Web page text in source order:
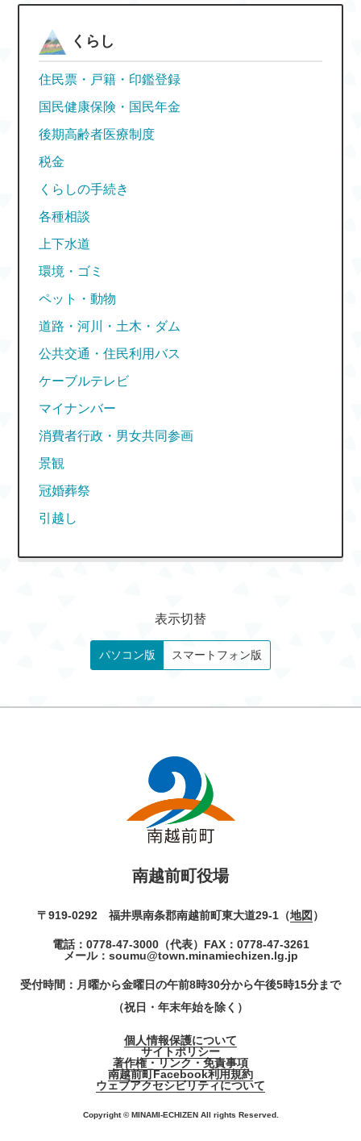
くらし
住民票・戸籍・印鑑登録
国民健康保険・国民年金
後期高齢者医療制度
税金
くらしの手続き
各種相談
上下水道
環境・ゴミ
ペット・動物
道路・河川・土木・ダム
公共交通・住民利用バス
ケーブルテレビ
マイナンバー
消費者行政・男女共同参画
景観
冠婚葬祭
引越し
表示切替
パソコン版 スマートフォン版
南越前町役場
〒919-0292 福井県南条郡南越前町東大道29-1（地図 ）
電話： 0778-47-3000（代表） FAX：0778-47-3261
メール： soumu@town.minamiechizen.lg.jp
受付時間：月曜から金曜日の午前8時30分から午後5時15分まで
（祝日・年末年始を除く）
個人情報保護について
サイトポリシー
著作権・リンク・免責事項
南越前町Facebook利用規約
ウェブアクセシビリティについて
Copyright © MINAMI-ECHIZEN All rights Reserved.